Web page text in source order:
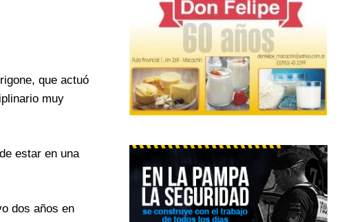
que actuó
muy
estar en una
dos años en